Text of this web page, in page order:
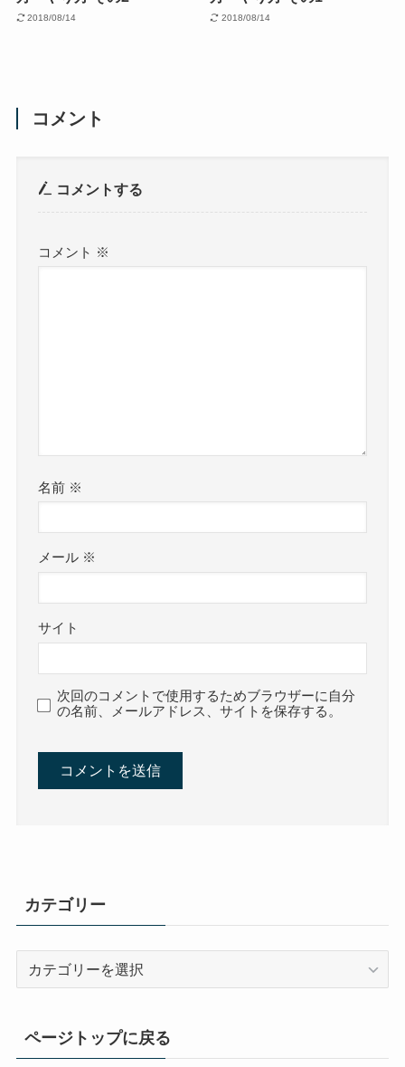
2018/08/14 2018/08/14
コメント
コメントする
コメント ※
名前 ※
メール ※
サイト
次回のコメントで使用するためブラウザーに自分
の名前、メールアドレス、サイトを保存する。
カテゴリー
ページトップに戻る